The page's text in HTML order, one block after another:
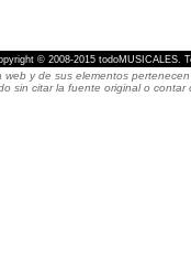
© 2008-2015 todoMUSICALES.
y de sus elementos
sin citar la fuente original o